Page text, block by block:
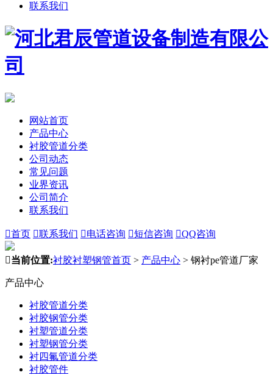
联系我们
网站首页
产品中心
衬胶管道分类
公司动态
常见问题
业界资讯
公司简介
联系我们
首页 联系我们 电话咨询 短信咨询 QQ咨询
当前位置:衬胶衬塑钢管首页 > 产品中心 > 钢衬pe管道厂家
产品中心
衬胶管道分类
衬胶钢管分类
衬塑管道分类
衬塑钢管分类
衬四氟管道分类
衬胶管件